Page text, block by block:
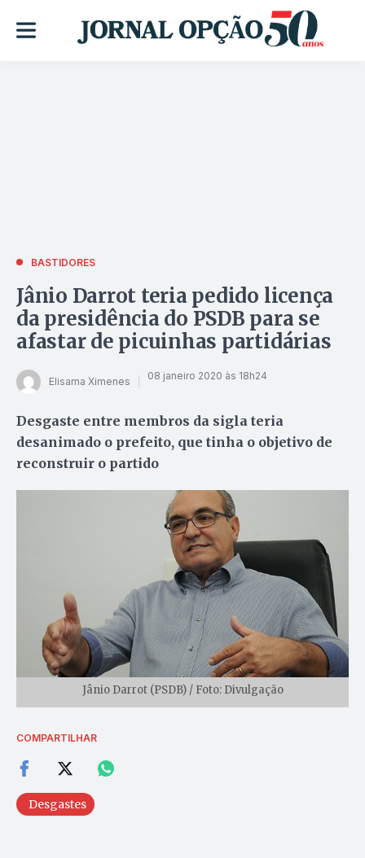
BASTIDORES
Jânio Darrot teria pedido licença
da presidência do PSDB para se
afastar de picuinhas partidárias
Elisama Ximenes 08 janeiro 2020 às 18h24
Desgaste entre membros da sigla teria
desanimado o prefeito, que tinha o objetivo de
reconstruir o partido
Jânio Darrot (PSDB) / Foto: Divulgação
COMPARTILHAR
Desgastes